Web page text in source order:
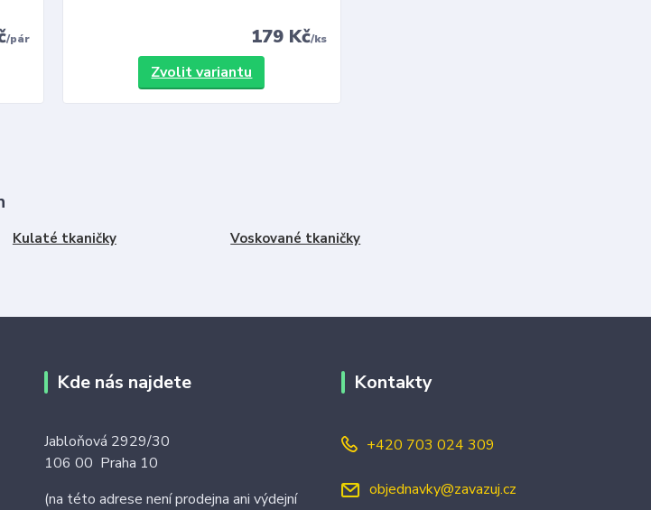
/pár 179 Kč/ks
Zvolit variantu
Kulaté tkaničky Voskované tkaničky
Kde nás najdete
Jabloňová 2929/30
106 00 Praha 10
(na této adrese není prodejna ani výdejní
Kontakty
+420 703 024 309
objednavky@zavazuj.cz